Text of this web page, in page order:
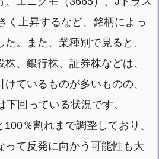
く上昇するなど、銘柄によっ
。また、業種別で見ると、
、銀行株、証券株などは、
ているものが多いものの、
下回っている状況です。
％割れまで調整しており、
って反発に向かう可能性も大